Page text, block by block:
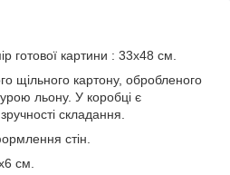
готової картини : 33х48 см.
щільного картону, обробленого
льону. У коробці є
складання.
стін.
см.